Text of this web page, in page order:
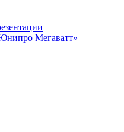
Мегаватт»